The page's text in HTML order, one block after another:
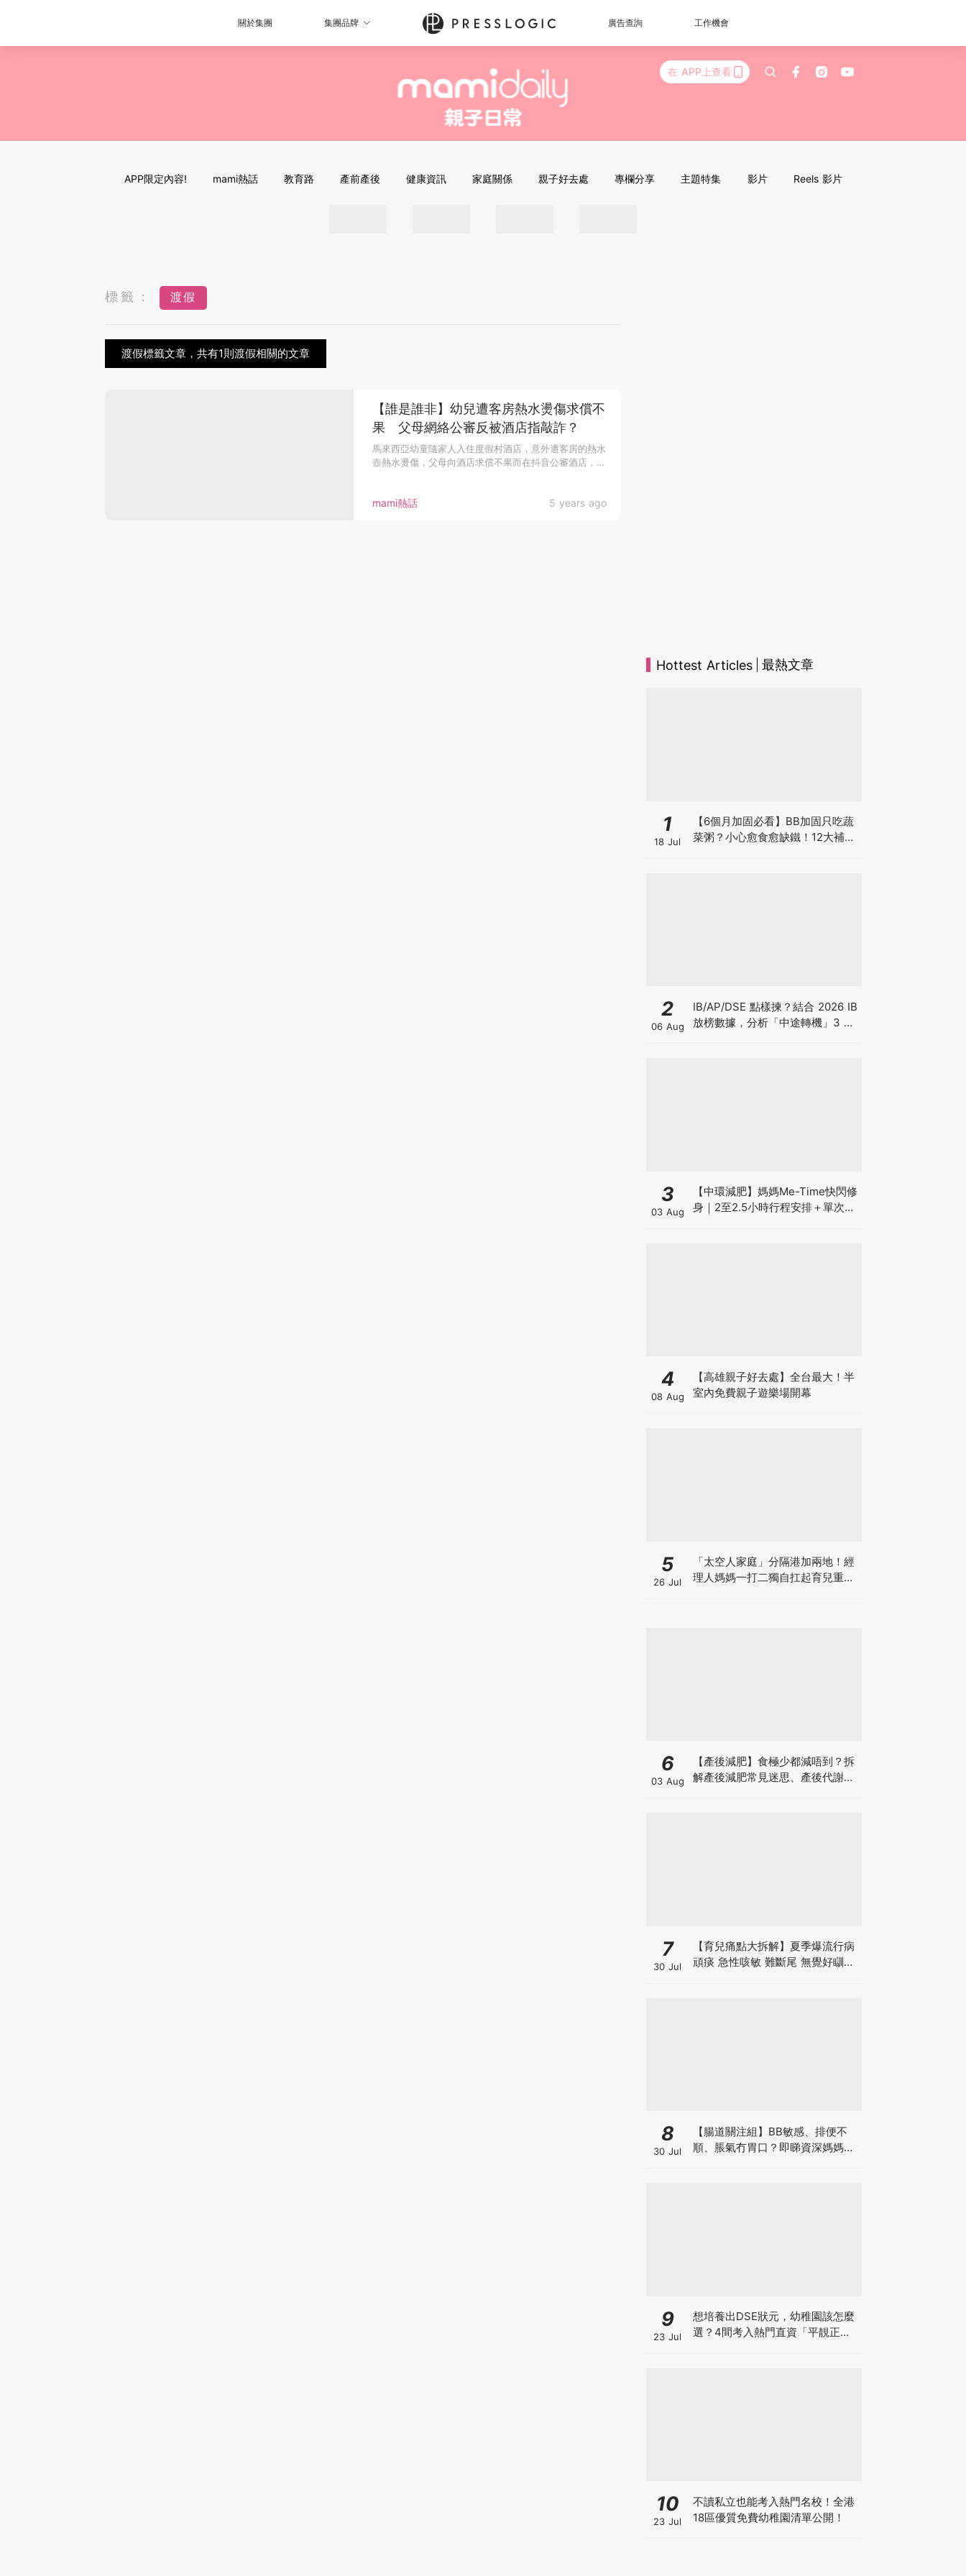
關於集團 集團品牌 廣告查詢 工作機會
在 APP上查看
APP限定內容! mami熱話 教育路 產前產後 健康資訊 家庭關係 親子好去處 專欄分享 主題特集 影片 Reels 影片
標籤： 渡假
渡假標籤文章，共有1則渡假相關的文章
mami熱話 5 years ago
【誰是誰非】幼兒遭客房熱水燙傷求償不
果 父母網絡公審反被酒店指敲詐？
馬來西亞幼童隨家人入住度假村酒店，意外遭客房的熱水
壺熱水燙傷，父母向酒店求償不果而在抖音公審酒店，
Hottest Articles 最熱文章
1
18 Jul
【6個月加固必看】BB加固只吃蔬
菜粥？小心愈食愈缺鐵！12大補鐵
2
06 Aug
IB/AP/DSE 點樣揀？結合 2026 IB
放榜數據，分析「中途轉機」3 大
3
03 Aug
【中環減肥】媽媽Me-Time快閃修
身｜2至2.5小時行程安排＋單次收
4
08 Aug
【高雄親子好去處】全台最大！半
室內免費親子遊樂場開幕
5
26 Jul
「太空人家庭」分隔港加兩地！經
理人媽媽一打二獨自扛起育兒重
6
03 Aug
【產後減肥】食極少都減唔到？拆
解產後減肥常見迷思、產後代謝、
7
30 Jul
【育兒痛點大拆解】夏季爆流行病
頑痰 急性咳敏 難斷尾 無覺好瞓？
8
30 Jul
【腸道關注組】BB敏感、排便不
順、脹氣冇胃口？即睇資深媽媽分
9
23 Jul
想培養出DSE狀元，幼稚園該怎麼
選？4間考入熱門直資「平靚正」
10
23 Jul
不讀私立也能考入熱門名校！全港
18區優質免費幼稚園清單公開！